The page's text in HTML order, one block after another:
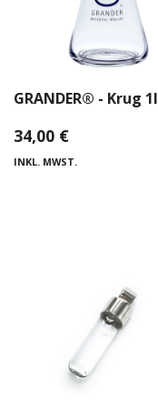
GRANDER® - Krug 1l
34,00 €
INKL. MWST.